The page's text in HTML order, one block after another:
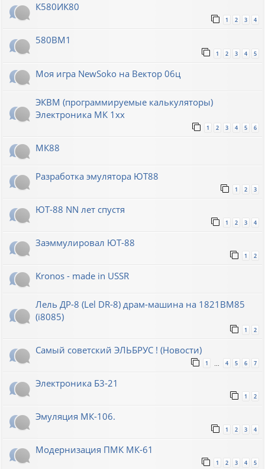
К580ИК80
1 2 3 4
580ВМ1
1 2 3 4 5
Моя игра NewSoko на Вектор 06ц
ЭКВМ (программируемые калькуляторы)
Электроника МК 1хх
1 2 3 4 5 6
МК88
Разработка эмулятора ЮТ88
1 2 3
ЮТ-88 NN лет спустя
1 2 3 4
Заэммулировал ЮТ-88
1 2
Kronos - made in USSR
Лель ДР-8 (Lel DR-8) драм-машина на 1821ВМ85
(i8085)
1 2
Самый советский ЭЛЬБРУС ! (Новости)
1 … 4 5 6 7
Электроника Б3-21
1 2
Эмуляция МК-106.
1 2 3 4
Модернизация ПМК МК-61
1 2 3 4 5